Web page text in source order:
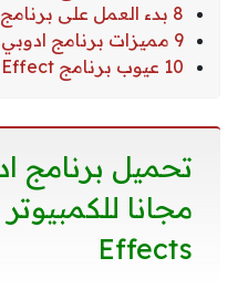
8 بدء العمل على برنامج Adobe After Effect
9 مميزات برنامج ادوبي افترافكت مجانا للكمبيوتر
10 عيوب برنامج Adobe After Effect
تحميل برنامج
Effects